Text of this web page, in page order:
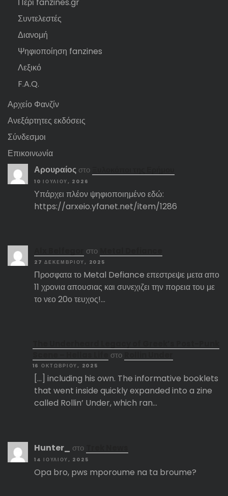
Συντελεστές
Διανομή
Ψηφιοποίηση fanzines
Λεξικό
F.A.Q.
Αρχείο Φανζίν
Ανεξάρτητες εκδόσεις
Σύνδεσμοι
Επικοινωνία
Αρουραίος στο
10 ΙΟΥΛΊΟΥ, 2026
Υπάρχει πλέον ψηφιοποιημένο εδώ:
https://arxeio.yfanet.net/item/1286
στο
27 ΔΕΚΕΜΒΡΊΟΥ, 2025
Προσφατα το Metal Defiance επεστρεψε μετα απο
11 χρονια απουσιας και συνεχιζει την πορεια του με
το νεο 20ο τευχος!…
στο
16 ΟΚΤΩΒΡΊΟΥ, 2025
[…] including his own. The informative booklets
that went inside quickly expanded into a zine
called Rollin’ Under, which ran…
Hunter_ στο
14 ΙΟΥΛΊΟΥ, 2025
Opa bro, pws mporoume na ta broume?